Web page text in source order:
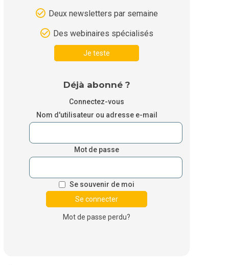
Deux newsletters par semaine
Des webinaires spécialisés
Je teste
Déjà abonné ?
Connectez-vous
Nom d'utilisateur ou adresse e-mail
Mot de passe
Se souvenir de moi
Mot de passe perdu?